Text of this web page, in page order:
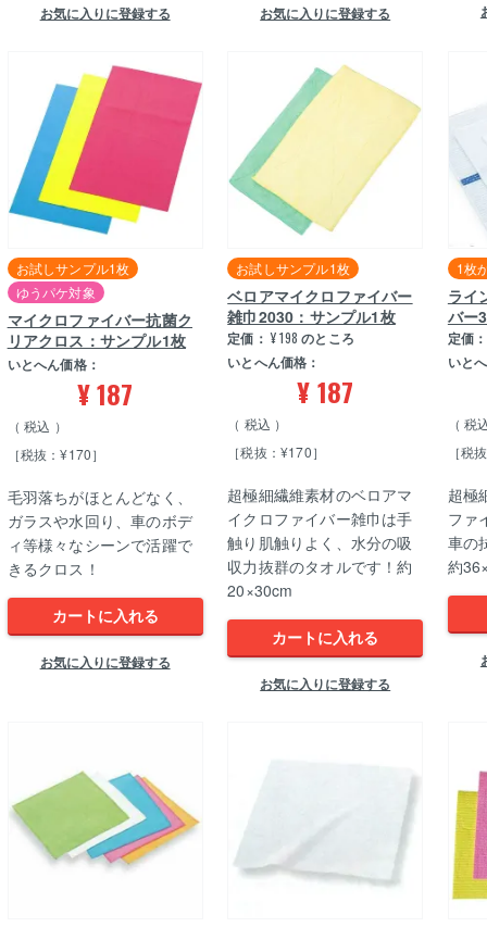
お気に入りに登録する お気に入りに登録する
お試しサンプル1枚
ゆうパケ対象
マイクロファイバー抗菌ク
リアクロス：サンプル1枚
いとへん価格：
¥187
税込
［税抜：¥170］
毛羽落ちがほとんどなく、
ガラスや水回り、車のボデ
ィ等様々なシーンで活躍で
きるクロス！
カートに入れる
お気に入りに登録する
お試しサンプル1枚
ベロアマイクロファイバー
雑巾2030：サンプル1枚
定価： ¥ 198 のところ
いとへん価格：
¥187
税込
［税抜：¥170］
超極細繊維素材のベロアマ
イクロファイバー雑巾は手
触り肌触りよく、水分の吸
収力抜群のタオルです！約
20×30cm
カートに入れる
お気に入りに登録する
1枚
ライ
バー
定価：
いと
税
［税
超極
ファ
車の
約